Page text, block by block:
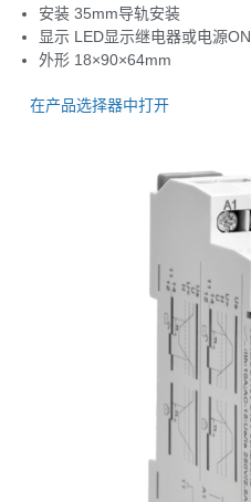
安装 35mm导轨安装
显示 LED显示继电器或电源ON
外形 18×90×64mm
在产品选择器中打开